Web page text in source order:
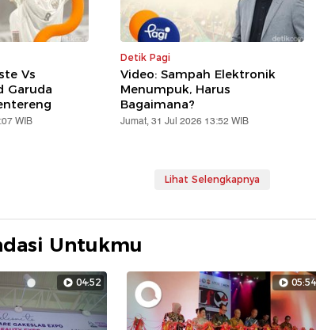
Vs
Garuda
WIB
Detik Pagi
Video: Sampah Elektronik
Menumpuk, Harus
Bagaimana?
Jumat, 31 Jul 2026 13:52 WIB
Lihat Selengkapnya
Untukmu
04:52 05:54